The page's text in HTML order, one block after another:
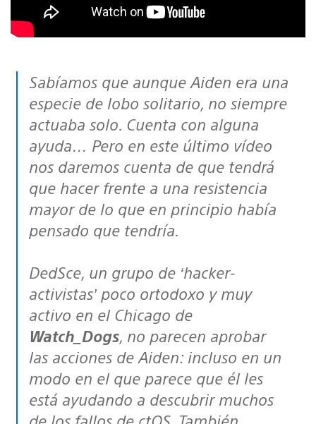
Sabíamos que aunque Aiden era una
especie de lobo solitario, no siempre
actuaba solo. Cuenta con alguna
ayuda… Pero en este último vídeo
nos daremos cuenta de que tendrá
que hacer frente a una resistencia
mayor de lo que en principio había
pensado que tendría.
DedSce, un grupo de ‘hacker-
activistas’ poco ortodoxo y muy
activo en el Chicago de
Watch_Dogs, no parecen aprobar
las acciones de Aiden: incluso en un
modo en el que parece que él les
está ayudando a descubrir muchos
de los fallos de ctOS. También